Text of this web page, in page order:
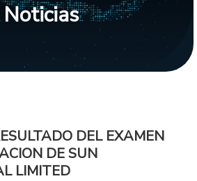
Noticias
DEL EXAMEN
DE SUN
LIMITED